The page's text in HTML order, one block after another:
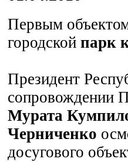
Первым
городской парк
Президент
сопровождении
Мурата
Черниченко
досугового